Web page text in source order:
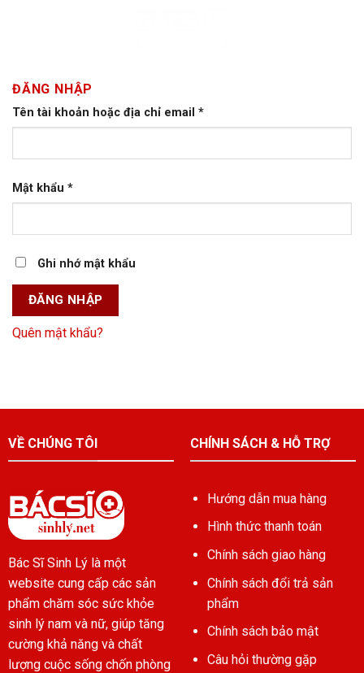
ĐĂNG NHẬP
Tên tài khoản hoặc địa chỉ email *
Mật khẩu *
Ghi nhớ mật khẩu
ĐĂNG NHẬP
Quên mật khẩu?
VỀ CHÚNG TÔI
Bác Sĩ Sinh Lý là một
website cung cấp các sản
phẩm chăm sóc sức khỏe
sinh lý nam và nữ, giúp tăng
cường khả năng và chất
lượng cuộc sống chốn phòng
CHÍNH SÁCH & HỖ TRỢ
Hướng dẫn mua hàng
Hình thức thanh toán
Chính sách giao hàng
Chính sách đổi trả sản
phẩm
Chính sách bảo mật
Câu hỏi thường gặp